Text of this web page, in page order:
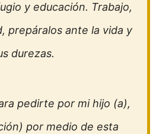
y educación. Trabajo,
prepáralos ante la vida y
durezas.
pedirte por mi hijo (a),
por medio de esta